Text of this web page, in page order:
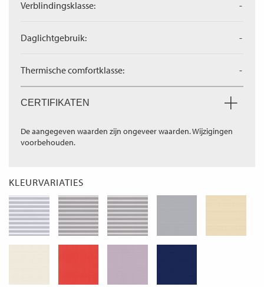
Verblindingsklasse: -
Daglichtgebruik: -
Thermische comfortklasse: -
CERTIFIKATEN
De aangegeven waarden zijn ongeveer waarden. Wijzigingen
voorbehouden.
KLEURVARIATIES